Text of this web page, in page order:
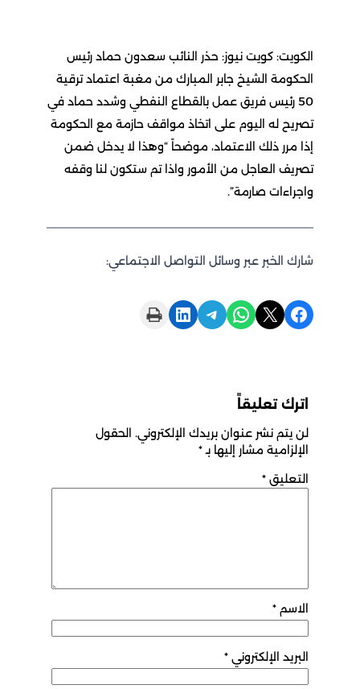
الكويت: كويت نيوز: حذر النائب سعدون حماد رئيس
الحكومة الشيخ جابر المبارك من مغبة اعتماد ترقية
50 رئيس فريق عمل بالقطاع النفطي وشدد حماد في
تصريح له اليوم على اتخاذ مواقف حازمة مع الحكومة
إذا مرر ذلك الاعتماد، موضحاً “وهذا لا يدخل ضمن
تصريف العاجل من الأمور واذا تم ستكون لنا وقفه
واجراءات صارمة”.
شارك الخبر عبر وسائل التواصل الاجتماعي:
Share on Facebook
Share on X
Share on WhatsApp
Share on Telegram
Share on LinkedIn
Print this Page
اترك تعليقاً
لن يتم نشر عنوان بريدك الإلكتروني. الحقول
الإلزامية مشار إليها بـ*
التعليق *
الاسم *
البريد الإلكتروني *